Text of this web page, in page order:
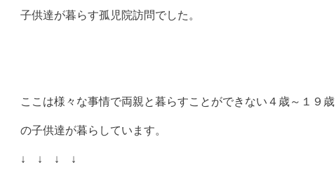
子供達が暮らす孤児院訪問でした。
ここは様々な事情で両親と暮らすことができない４歳～１９歳
の子供達が暮らしています。
↓ ↓ ↓ ↓